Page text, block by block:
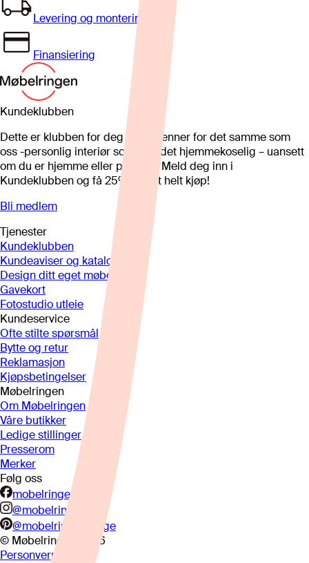
Levering og montering
Finansiering
Kundeklubben
Dette er klubben for deg som brenner for det samme som
oss -personlig interiør som gjør det hjemmekoselig – uansett
om du er hjemme eller på hytta. Meld deg inn i
Kundeklubben og få 25%* på et helt kjøp!
Bli medlem
Tjenester
Kundeklubben
Kundeaviser og kataloger
Design ditt eget møbel
Gavekort
Fotostudio utleie
Kundeservice
Ofte stilte spørsmål
Bytte og retur
Reklamasjon
Kjøpsbetingelser
Møbelringen
Om Møbelringen
Våre butikker
Ledige stillinger
Presserom
Merker
Følg oss
mobelringen.no
@mobelringen
@mobelringennorge
© Møbelringen
2026
Personvern